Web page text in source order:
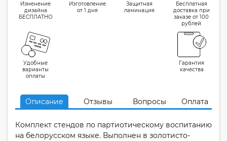
Изменение
дизайна
БЕСПЛАТНО
Изготовление
от 1 дня
Защитная
ламинация
Бесплатная
доставка при
заказе от 100
рублей
Удобные
варианты
оплаты
Гарантия
качества
Описание Отзывы Вопросы Оплата
Комплект стендов по партиотическому воспитанию
на белорусском языке. Выполнен в золотисто-